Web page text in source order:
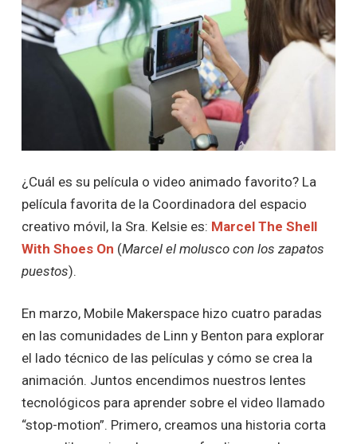
¿Cuál es su película o video animado favorito? La
película favorita de la Coordinadora del espacio
creativo móvil, la Sra. Kelsie es: Marcel The Shell
With Shoes On (Marcel el molusco con los zapatos
puestos).
En marzo, Mobile Makerspace hizo cuatro paradas
en las comunidades de Linn y Benton para explorar
el lado técnico de las películas y cómo se crea la
animación. Juntos encendimos nuestros lentes
tecnológicos para aprender sobre el video llamado
“stop-motion”. Primero, creamos una historia corta